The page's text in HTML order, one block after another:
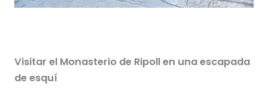
Visitar el Monasterio de Ripoll en una escapada
de esquí